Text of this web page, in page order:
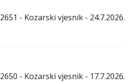
2651 - Kozarski vjesnik - 24.7.2026.
2650 - Kozarski vjesnik - 17.7.2026.